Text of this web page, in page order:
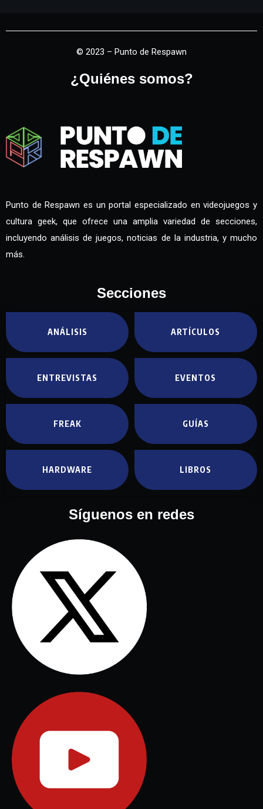
© 2023 – Punto de Respawn
¿Quiénes somos?
Punto de Respawn es un portal especializado en videojuegos y
cultura geek, que ofrece una amplia variedad de secciones,
incluyendo análisis de juegos, noticias de la industria, y mucho
más.
Secciones
ANÁLISIS ARTÍCULOS
ENTREVISTAS EVENTOS
FREAK GUÍAS
HARDWARE LIBROS
Síguenos en redes